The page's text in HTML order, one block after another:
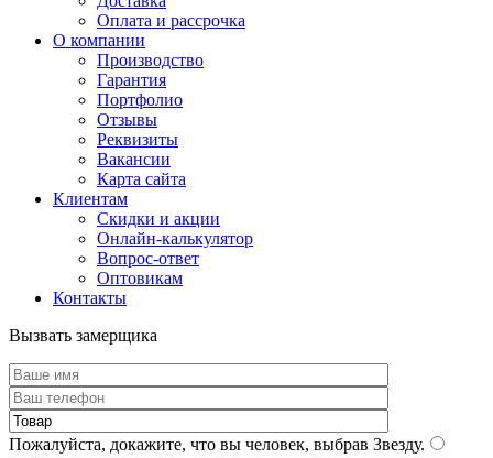
Оплата и рассрочка
О компании
Производство
Гарантия
Портфолио
Отзывы
Реквизиты
Вакансии
Карта сайта
Клиентам
Скидки и акции
Онлайн-калькулятор
Вопрос-ответ
Оптовикам
Контакты
Вызвать замерщика
Пожалуйста, докажите, что вы человек, выбрав Звезду.